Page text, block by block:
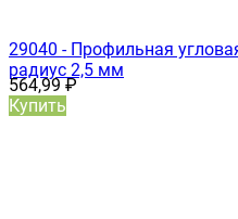
29040 - Профильная
радиус 2,5 мм
564,99₽
Купить